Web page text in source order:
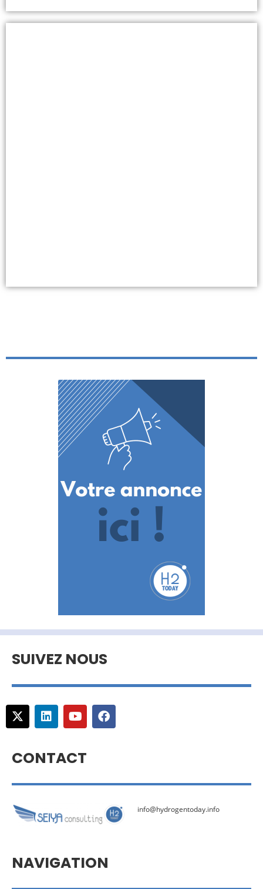
SUIVEZ NOUS
CONTACT
info@hydrogentoday.info
NAVIGATION